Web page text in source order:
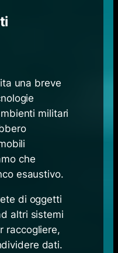
una breve
militari
che
esaustivo.
di oggetti
altri sistemi
raccogliere,
dati.